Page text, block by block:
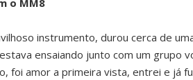
o MM8
instrumento, durou cerca de
ensaiando junto com um grupo
foi amor a primeira vista, entrei e já